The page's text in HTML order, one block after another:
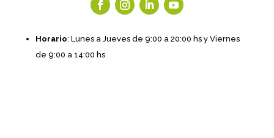
Horario: Lunes a Jueves de 9:00 a 20:00 hs y Viernes
de 9:00 a 14:00 hs